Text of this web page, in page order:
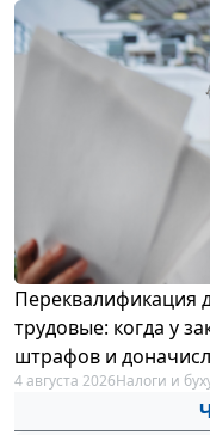
Переквалификация
трудовые: когда у
штрафов и
4 августа 2026Налоги и